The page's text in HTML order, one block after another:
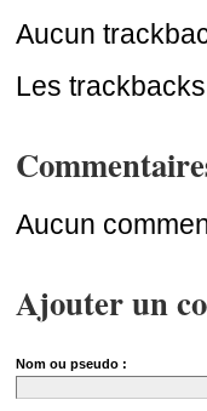
Aucun
Les
Aucun
Ajouter un
Nom ou pseudo :